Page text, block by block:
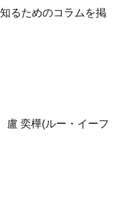
るためのコラムを掲
盧 奕樺(ルー・イーフ